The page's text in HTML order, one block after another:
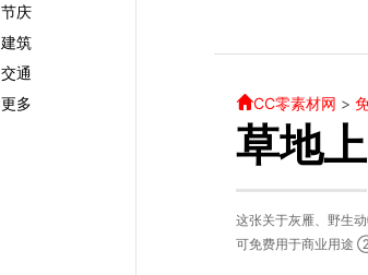
节庆
建筑
交通
更多 CC零素材网 >
草地
这张关于灰雁、野生
可免费用于商业用途